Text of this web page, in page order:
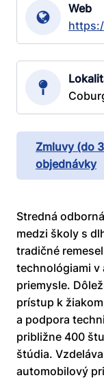
Web
Zmluvy (do
objednávky
Stredná
medzi školy s
tradičné
technológiami v
priemysle.
prístup k
a podpora
približne 400
štúdia.
automobilový